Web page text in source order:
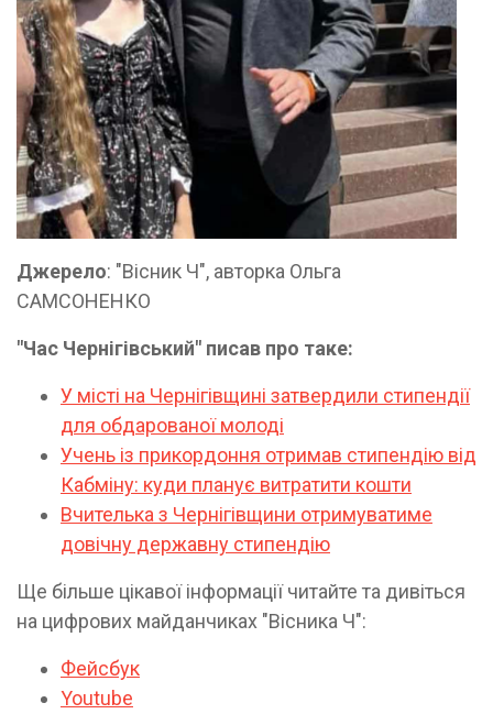
Джерело: "Вісник Ч", авторка Ольга
САМСОНЕНКО
"Час Чернігівський" писав про таке:
У місті на Чернігівщині затвердили стипендії
для обдарованої молоді
Учень із прикордоння отримав стипендію від
Кабміну: куди планує витратити кошти
Вчителька з Чернігівщини отримуватиме
довічну державну стипендію
Ще більше цікавої інформації читайте та дивіться
на цифрових майданчиках "Вісника Ч":
Фейсбук
Youtube